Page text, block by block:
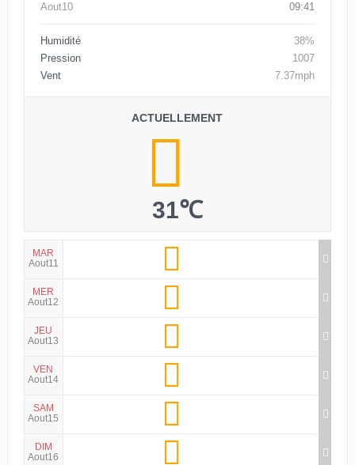
Aout10 09:41
Humidité
38%
Pression
1007
Vent
7.37mph
ACTUELLEMENT
31℃
MAR
Aout11
MER
Aout12
JEU
Aout13
VEN
Aout14
SAM
Aout15
DIM
Aout16